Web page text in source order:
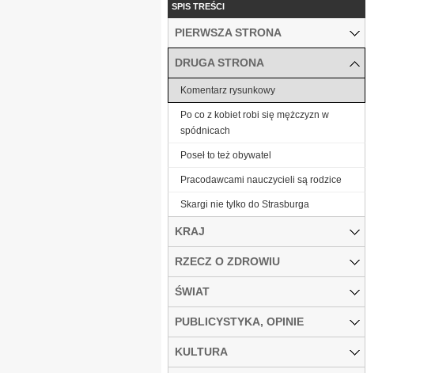
SPIS TREŚCI
PIERWSZA STRONA
DRUGA STRONA
Komentarz rysunkowy
Po co z kobiet robi się mężczyzn w
spódnicach
Poseł to też obywatel
Pracodawcami nauczycieli są rodzice
Skargi nie tylko do Strasburga
KRAJ
RZECZ O ZDROWIU
ŚWIAT
PUBLICYSTYKA, OPINIE
KULTURA